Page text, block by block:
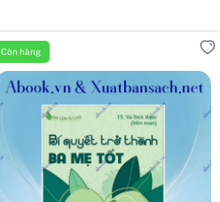
Còn hàng